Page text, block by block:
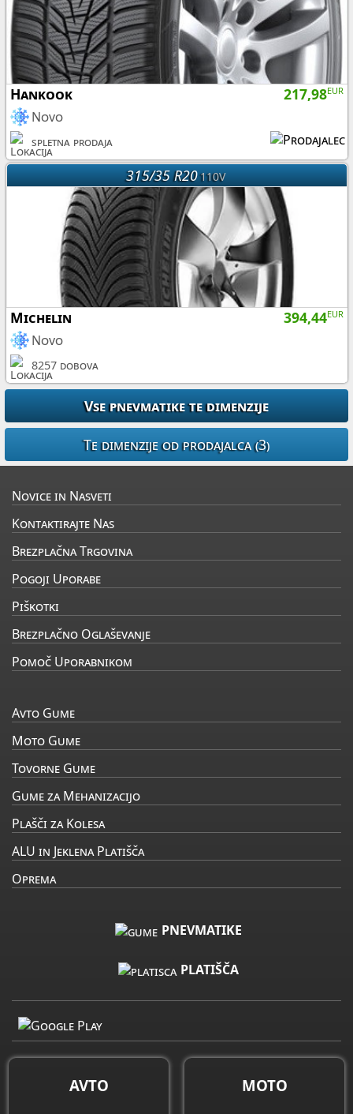
217,98EUR
Hankook
Novo
spletna prodaja
315/35 R20110V
394,44EUR
Michelin
Novo
8257 dobova
Novice in Nasveti
Kontaktirajte Nas
Brezplačna Trgovina
Pogoji Uporabe
Piškotki
Brezplačno Oglaševanje
Pomoč Uporabnikom
Avto Gume
Moto Gume
Tovorne Gume
Gume za Mehanizacijo
Plašči za Kolesa
ALU in Jeklena Platišča
Oprema
PNEVMATIKE
PLATIŠČA
AVTO MOTO